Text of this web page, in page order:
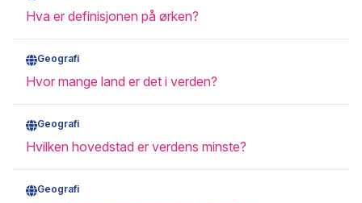
Hva er definisjonen på ørken?
Geografi
Hvor mange land er det i verden?
Geografi
Hvilken hovedstad er verdens minste?
Geografi